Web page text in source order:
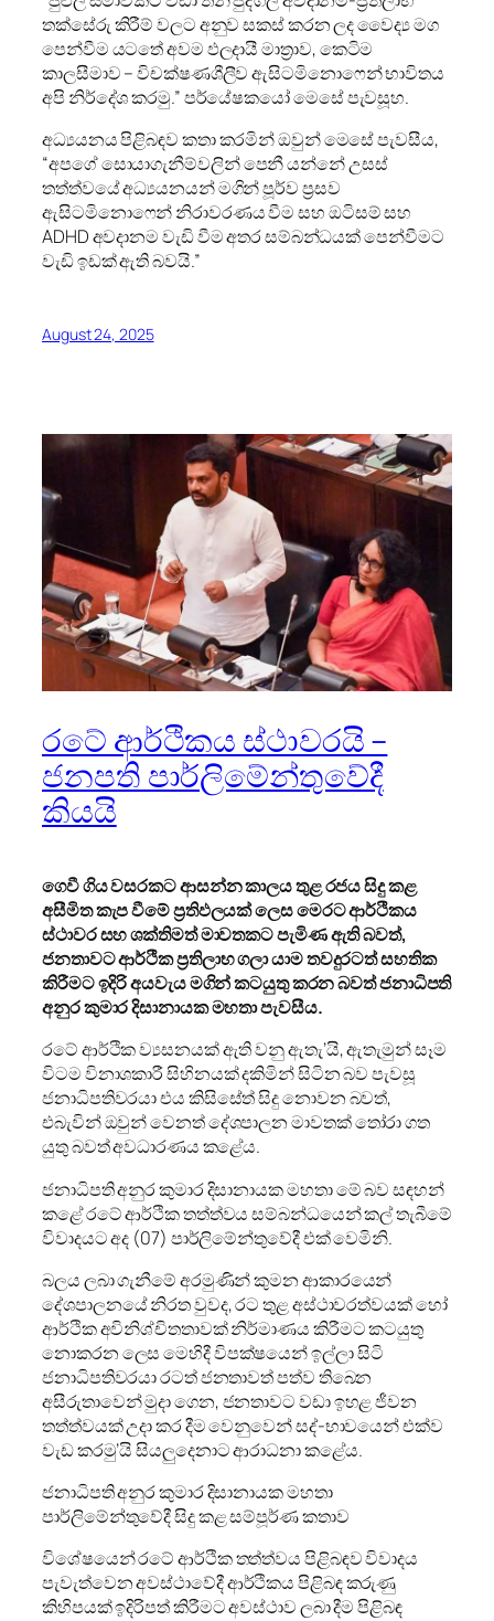
තක්සේරු කිරීම් වලට අනුව සකස් කරන ලද වෛද්‍ය මග
පෙන්වීම යටතේ අවම ඵලදායී මාත්‍රාව, කෙටිම
කාලසීමාව – විචක්ෂණශීලීව ඇසිටමිනොෆෙන් භාවිතය
අපි නිර්දේශ කරමු.” පර්යේෂකයෝ මෙසේ පැවසූහ.
අධ්‍යයනය පිළිබඳව කතා කරමින් ඔවුන් මෙසේ පැවසීය,
“අපගේ සොයාගැනීම්වලින් පෙනී යන්නේ උසස්
තත්ත්වයේ අධ්‍යයනයන් මගින් පූර්ව ප්‍රසව
ඇසිටමිනොෆෙන් නිරාවරණය වීම සහ ඔටිසම් සහ
ADHD අවදානම වැඩි වීම අතර සම්බන්ධයක් පෙන්වීමට
වැඩි ඉඩක් ඇති බවයි.”
August 24, 2025
රටේ ආර්ථිකය ස්ථාවරයි –
ජනපති පාර්ලිමේන්තුවේදී
කියයි
ගෙවී ගිය වසරකට ආසන්න කාලය තුළ රජය සිදු කළ
අසීමිත කැප වීමේ ප්‍රතිඵලයක් ලෙස මෙරට ආර්ථිකය
ස්ථාවර සහ ශක්තිමත් මාවතකට පැමිණ ඇති බවත්,
ජනතාවට ආර්ථික ප්‍රතිලාභ ගලා යාම තවදුරටත් සහතික
කිරීමට ඉදිරි අයවැය මගින් කටයුතු කරන බවත් ජනාධිපති
අනුර කුමාර දිසානායක මහතා පැවසීය.
රටේ ආර්ථික ව්‍යසනයක් ඇති වනු ඇතැ’යි, ඇතැමුන් සෑම
විටම විනාශකාරී සිහිනයක් දකිමින් සිටින බව පැවසූ
ජනාධිපතිවරයා එය කිසිසේත් සිදු නොවන බවත්,
එබැවින් ඔවුන් වෙනත් දේශපාලන මාවතක් තෝරා ගත
යුතු බවත් අවධාරණය කළේය.
ජනාධිපති අනුර කුමාර දිසානායක මහතා මේ බව සඳහන්
කළේ රටේ ආර්ථික තත්ත්වය සම්බන්ධයෙන් කල් තැබීමේ
විවාදයට අද (07) පාර්ලිමේන්තුවේදී එක් වෙමිනි.
බලය ලබා ගැනීමේ අරමුණින් කුමන ආකාරයෙන්
දේශපාලනයේ නිරත වුවද, රට තුළ අස්ථාවරත්වයක් හෝ
ආර්ථික අවිනිශ්චිතතාවක් නිර්මාණය කිරීමට කටයුතු
නොකරන ලෙස මෙහිදී විපක්ෂයෙන් ඉල්ලා සිටි
ජනාධිපතිවරයා රටත් ජනතාවත් පත්ව තිබෙන
අසීරුතාවෙන් මුදා ගෙන, ජනතාවට වඩා ඉහළ ජීවන
තත්ත්වයක් උදා කර දීම වෙනුවෙන් සද්-භාවයෙන් එක්ව
වැඩ කරමු’යි සියලුදෙනාට ආරාධනා කළේය.
ජනාධිපති අනුර කුමාර දිසානායක මහතා
පාර්ලිමේන්තුවේදී සිදු කළ සම්පූර්ණ කතාව
විශේෂයෙන් රටේ ආර්ථික තත්ත්වය පිළිබඳව විවාදය
පැවැත්වෙන අවස්ථාවේදී ආර්ථිකය පිළිබඳ කරුණු
කිහිපයක් ඉදිරිපත් කිරීමට අවස්ථාව ලබා දීම පිළිබඳ